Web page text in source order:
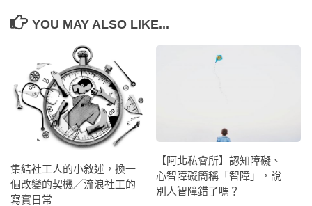
YOU MAY ALSO LIKE...
集結社工人的小敘述，換一
個改變的契機／流浪社工的
寫實日常
【阿北私會所】認知障礙、
心智障礙簡稱「智障」，說
別人智障錯了嗎？